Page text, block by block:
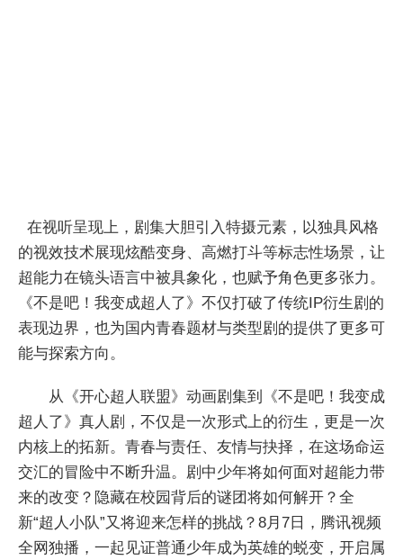
在视听呈现上，剧集大胆引入特摄元素，以独具风格
的视效技术展现炫酷变身、高燃打斗等标志性场景，让
超能力在镜头语言中被具象化，也赋予角色更多张力。
《不是吧！我变成超人了》不仅打破了传统IP衍生剧的
表现边界，也为国内青春题材与类型剧的提供了更多可
能与探索方向。
从《开心超人联盟》动画剧集到《不是吧！我变成
超人了》真人剧，不仅是一次形式上的衍生，更是一次
内核上的拓新。青春与责任、友情与抉择，在这场命运
交汇的冒险中不断升温。剧中少年将如何面对超能力带
来的改变？隐藏在校园背后的谜团将如何解开？全
新“超人小队”又将迎来怎样的挑战？8月7日，腾讯视频
全网独播，一起见证普通少年成为英雄的蜕变，开启属